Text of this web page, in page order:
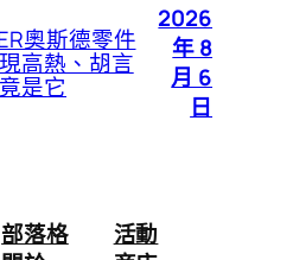
奧斯德零件
高熱、胡言
是它
2026
年 8
月 6
日
部落格
活動